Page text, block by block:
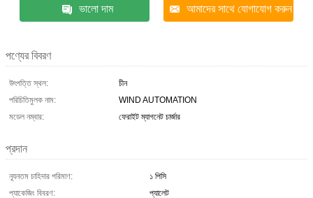
ভালো দাম আমাদের সাথে যোগাযোগ করুন
পণ্যের বিবরণ
উৎপত্তি স্থল:
চীন
পরিচিতিমুলক নাম:
WIND AUTOMATION
মডেল নম্বার:
ফেরাইট ম্যাগনেট চার্জার
প্রদান
ন্যূনতম চাহিদার পরিমাণ:
১ পিসি
প্যাকেজিং বিবরণ:
প্যালেট